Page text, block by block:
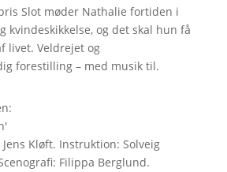
Slot møder Nathalie fortiden i
kvindeskikkelse, og det skal hun få
livet. Veldrejet og
forestilling – med musik til.
Kløft. Instruktion: Solveig
Filippa Berglund.